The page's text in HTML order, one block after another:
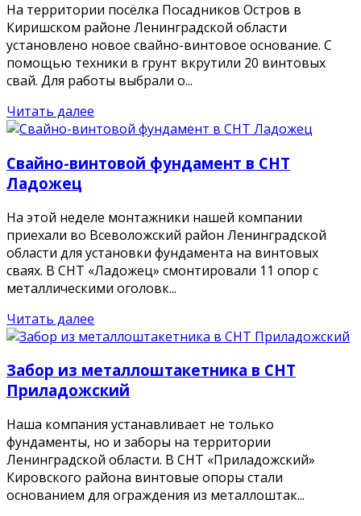
На территории посёлка Посадников Остров в
Киришском районе Ленинградской области
установлено новое свайно-винтовое основание. С
помощью техники в грунт вкрутили 20 винтовых
свай. Для работы выбрали о...
Читать далее
Свайно-винтовой фундамент в СНТ
Ладожец
На этой неделе монтажники нашей компании
приехали во Всеволожский район Ленинградской
области для установки фундамента на винтовых
сваях. В СНТ «Ладожец» смонтировали 11 опор с
металлическими оголовк...
Читать далее
Забор из металлоштакетника в СНТ
Приладожский
Наша компания устанавливает не только
фундаменты, но и заборы на территории
Ленинградской области. В СНТ «Приладожский»
Кировского района винтовые опоры стали
основанием для ограждения из металлоштак...